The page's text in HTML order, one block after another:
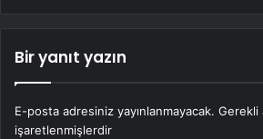
Bir yanıt yazın
E-posta adresiniz yayınlanmayacak. Gerekli
işaretlenmişlerdir